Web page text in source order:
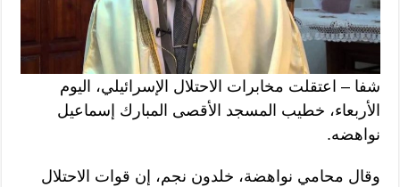
شفا – اعتقلت مخابرات الاحتلال الإسرائيلي، اليوم
الأربعاء، خطيب المسجد الأقصى المبارك إسماعيل
نواهضه.
وقال محامي نواهضة، خلدون نجم، إن قوات الاحتلال